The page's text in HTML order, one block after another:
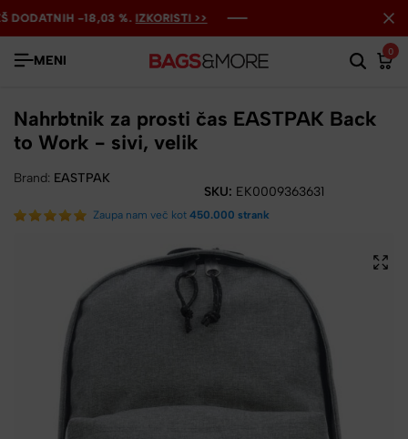
-18,03 %. IZKORISTI >>
-18,03 %. IZKORISTI >>
-18,03 %. IZKORISTI >>
MENI
0
Nahrbtnik za prosti čas EASTPAK Back
to Work - sivi, velik
Brand: EASTPAK
SKU: EK0009363631
Zaupa nam več kot 450.000 strank